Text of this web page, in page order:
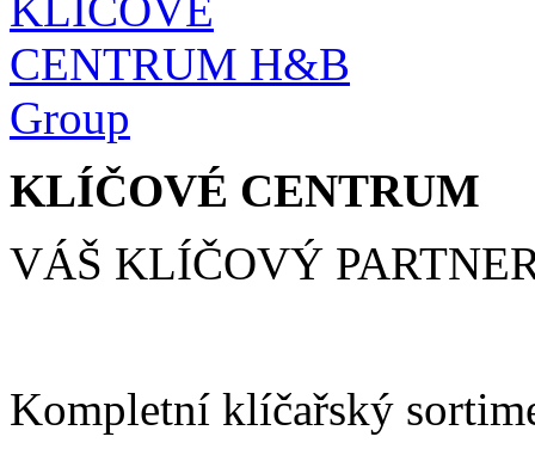
KLÍČOVÉ CENTRUM
VÁŠ KLÍČOVÝ
Kompletní klíčařský